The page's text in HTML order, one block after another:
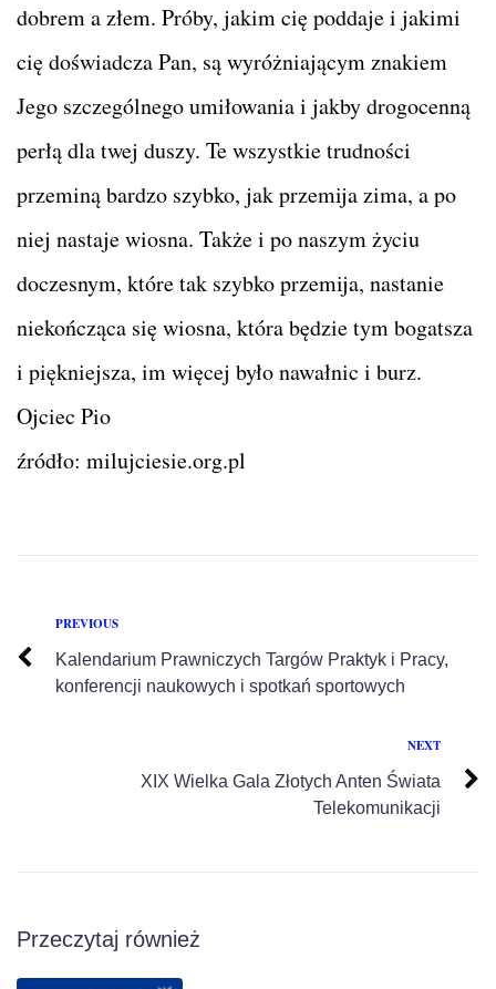
dobrem a złem. Próby, jakim cię poddaje i jakimi
cię doświadcza Pan, są wyróżniającym znakiem
Jego szczególnego umiłowania i jakby drogocenną
perłą dla twej duszy. Te wszystkie trudności
przeminą bardzo szybko, jak przemija zima, a po
niej nastaje wiosna. Także i po naszym życiu
doczesnym, które tak szybko przemija, nastanie
niekończąca się wiosna, która będzie tym bogatsza
i piękniejsza, im więcej było nawałnic i burz.
Ojciec Pio
źródło: milujciesie.org.pl
PREVIOUS
Kalendarium Prawniczych Targów Praktyk i Pracy,
konferencji naukowych i spotkań sportowych
NEXT
XIX Wielka Gala Złotych Anten Świata
Telekomunikacji
Przeczytaj również